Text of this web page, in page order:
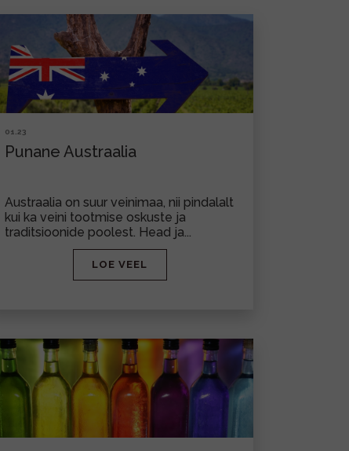
01.23
Punane Austraalia
Austraalia on suur veinimaa, nii pindalalt
kui ka veini tootmise oskuste ja
traditsioonide poolest. Head ja...
LOE VEEL